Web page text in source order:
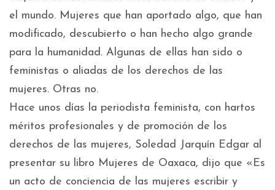
el mundo. Mujeres que han aportado algo, que han
modificado, descubierto o han hecho algo grande
para la humanidad. Algunas de ellas han sido o
feministas o aliadas de los derechos de las
mujeres. Otras no.
Hace unos días la periodista feminista, con hartos
méritos profesionales y de promoción de los
derechos de las mujeres, Soledad Jarquín Edgar al
presentar su libro Mujeres de Oaxaca, dijo que «Es
un acto de conciencia de las mujeres escribir y